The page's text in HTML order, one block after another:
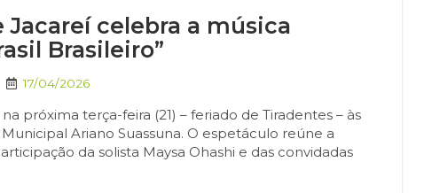
celebra a música
Brasileiro”
17/04/2026
próxima terça-feira (21) – feriado de Tiradentes – às
Ariano Suassuna. O espetáculo reúne a
da solista Maysa Ohashi e das convidadas